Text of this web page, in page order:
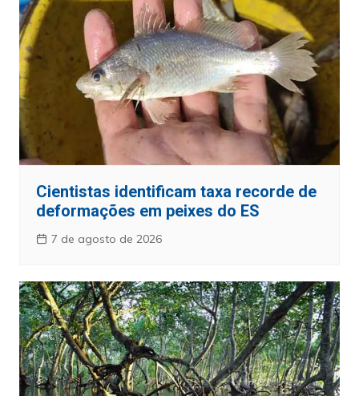
Cientistas identificam taxa recorde de
deformações em peixes do ES
7 de agosto de 2026